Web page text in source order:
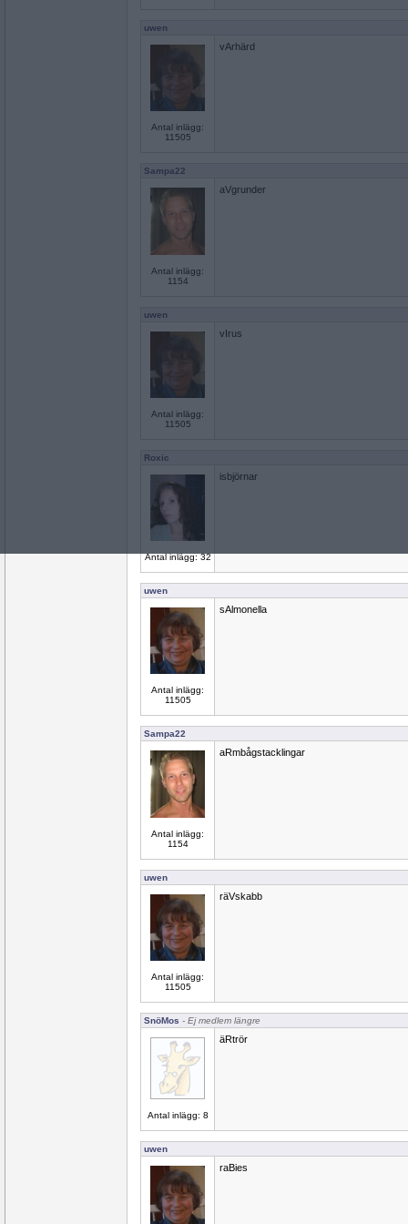
uwen
Antal inlägg:
11505
vArhärd
Sampa22
Antal inlägg:
1154
aVgrunder
uwen
Antal inlägg:
11505
vIrus
Roxic
Antal inlägg: 32
isbjörnar
uwen
Antal inlägg:
11505
sAlmonella
Sampa22
Antal inlägg:
1154
aRmbågstacklingar
uwen
Antal inlägg:
11505
räVskabb
SnöMos - Ej medlem längre
Antal inlägg: 8
äRtrör
uwen
raBies